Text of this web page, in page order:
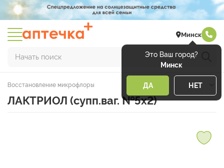
Минск
Это Ваш город?
Минск
ДА НЕТ
Начать поиск
Восстановление микрофлоры
ЛАКТРИОЛ (супп.ваг. №5х2)